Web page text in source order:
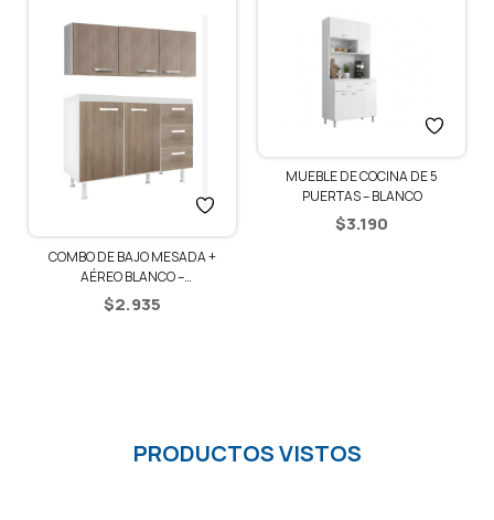
COMBO DE BAJO MESADA +
AÉREO BLANCO –
BLANCO/RÚSTICO
$2.935
MUEBLE DE COCINA DE 5
PUERTAS – BLANCO
$3.190
PRODUCTOS VISTOS